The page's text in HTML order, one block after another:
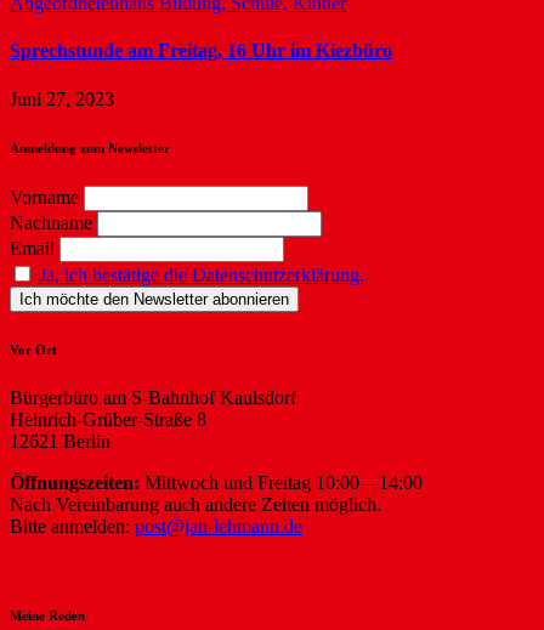
Sprechstunde am Freitag, 16 Uhr im Kiezbüro
Juni 27, 2023
Anmeldung zum Newsletter
Vorname
Nachname
Email
Ja, ich bestätige die Datenschutzerklärung.
Vor Ort
Bürgerbüro am S-Bahnhof Kaulsdorf
Heinrich-Grüber-Straße 8
12621 Berlin
Öffnungszeiten: Mittwoch und Freitag 10:00 – 14:00
Nach Vereinbarung auch andere Zeiten möglich.
Bitte anmelden: post@jan-lehmann.de
Meine Reden